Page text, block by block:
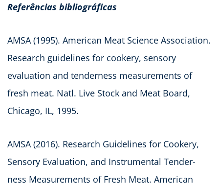
Referências bibliográficas
AMSA (1995). American Meat Science Association.
Research guidelines for cookery, sensory
evaluation and tenderness measurements of
fresh meat. Natl. Live Stock and Meat Board,
Chicago, IL, 1995.
AMSA (2016). Research Guidelines for Cookery,
Sensory Evaluation, and Instrumental Tender­
ness Measurements of Fresh Meat. American